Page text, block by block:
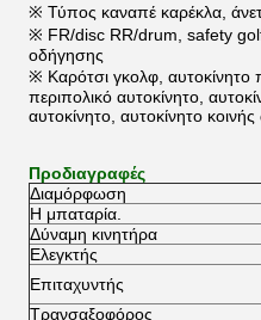
※ Τύπος καναπέ καρέκλα,
※ FR/disc RR/drum, safety
οδήγησης
※ Καρότσι γκολφ, αυτοκίνητο
περιπολικό αυτοκίνητο,
αυτοκίνητο, αυτοκίνητο
Προδιαγραφές
Διαμόρφωση
Η μπαταρία.
Δύναμη κινητήρα
Ελεγκτής
Επιταχυντής
Τρανσαξοφόρος